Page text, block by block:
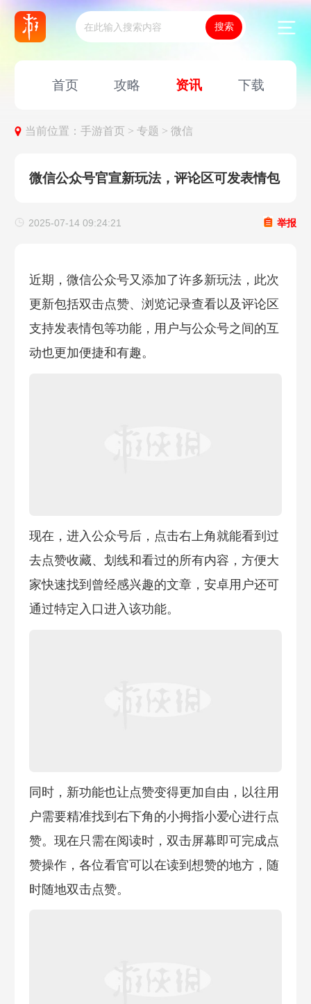
首页 攻略 资讯 下载
当前位置：手游首页 >专题 >微信
微信公众号官宣新玩法，评论区可发表情包
2025-07-14 09:24:21 举报
近期，微信公众号又添加了许多新玩法，此次
更新包括双击点赞、浏览记录查看以及评论区
支持发表情包等功能，用户与公众号之间的互
动也更加便捷和有趣。​
现在，进入公众号后，点击右上角就能看到过
去点赞收藏、划线和看过的所有内容，方便大
家快速找到曾经感兴趣的文章，安卓用户还可
通过特定入口进入该功能。​
同时，新功能也让点赞变得更加自由，以往用
户需要精准找到右下角的小拇指小爱心进行点
赞。现在只需在阅读时，双击屏幕即可完成点
赞操作，各位看官可以在读到想赞的地方，随
时随地双击点赞。